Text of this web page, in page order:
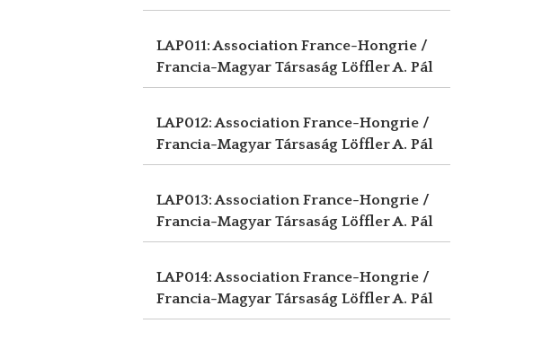
LAP011: Association France-Hongrie /
Francia-Magyar Társaság Löffler A. Pál
LAP012: Association France-Hongrie /
Francia-Magyar Társaság Löffler A. Pál
LAP013: Association France-Hongrie /
Francia-Magyar Társaság Löffler A. Pál
LAP014: Association France-Hongrie /
Francia-Magyar Társaság Löffler A. Pál